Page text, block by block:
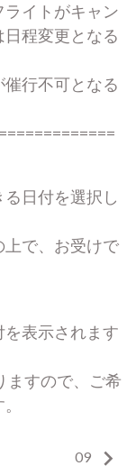
イトがキャン
程変更となる
行不可となる
日付を選択し
で、お受けで
を表示されます
ますので、ご希
09 keyboard_arrow_right